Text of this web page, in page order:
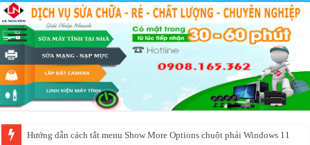
Hướng dẫn cách tắt menu Show More Options chuột phải Windows 11